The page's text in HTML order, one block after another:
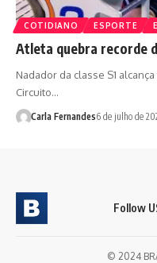
COTIDIANO ESPORTE
Atleta quebra recorde
Nadador da classe S1
Circuito…
Carla Fernandes6 de julho de
Follow
© 2024